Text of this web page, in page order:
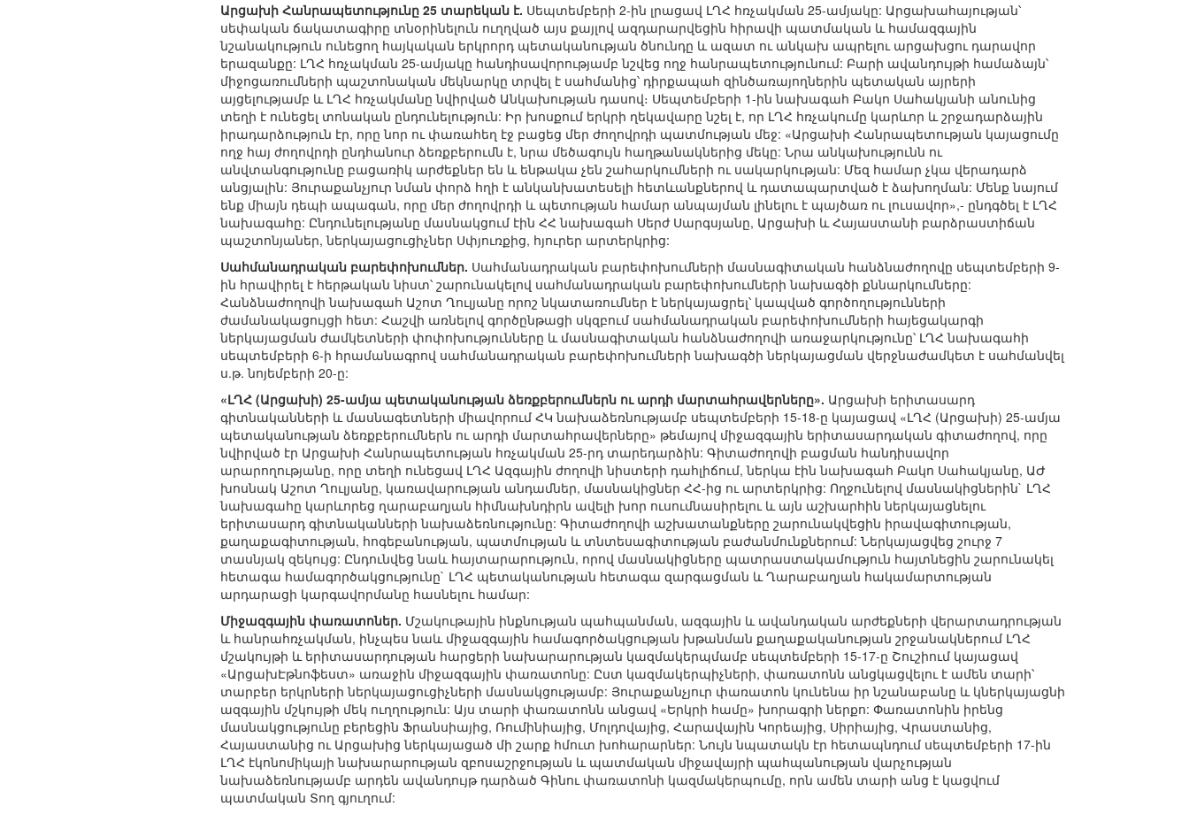
Արցախի Հանրապետությունը 25 տարեկան է. Սեպտեմբերի 2-ին լրացավ ԼՂՀ հռչակման 25-ամյակը: Արցախահայության՝
սեփական ճակատագիրը տնօրինելուն ուղղված այս քայլով ազդարարվեցին հիրավի պատմական և համազգային
նշանակություն ունեցող հայկական երկրորդ պետականության ծնունդը և ազատ ու անկախ ապրելու արցախցու դարավոր
երազանքը: ԼՂՀ հռչակման 25-ամյակը հանդիսավորությամբ նշվեց ողջ հանրապետությունում: Բարի ավանդույթի համաձայն՝
միջոցառումների պաշտոնական մեկնարկը տրվել է սահմանից՝ դիրքապահ զինծառայողներին պետական այրերի
այցելությամբ և ԼՂՀ հռչակմանը նվիրված Անկախության դասով։ Սեպտեմբերի 1-ին նախագահ Բակո Սահակյանի անունից
տեղի է ունեցել տոնական ընդունելություն: Իր խոսքում երկրի ղեկավարը նշել է, որ ԼՂՀ հռչակումը կարևոր և շրջադարձային
իրադարձություն էր, որը նոր ու փառահեղ էջ բացեց մեր ժողովրդի պատմության մեջ: «Արցախի Հանրապետության կայացումը
ողջ հայ ժողովրդի ընդհանուր ձեռքբերումն է, նրա մեծագույն հաղթանակներից մեկը: Նրա անկախությունն ու
անվտանգությունը բացառիկ արժեքներ են և ենթակա չեն շահարկումների ու սակարկության: Մեզ համար չկա վերադարձ
անցյալին: Յուրաքանչյուր նման փորձ հղի է անկանխատեսելի հետևանքներով և դատապարտված է ձախողման: Մենք նայում
ենք միայն դեպի ապագան, որը մեր ժողովրդի և պետության համար անպայման լինելու է պայծառ ու լուսավոր»,- ընդգծել է ԼՂՀ
նախագահը: Ընդունելությանը մասնակցում էին ՀՀ նախագահ Սերժ Սարգսյանը, Արցախի և Հայաստանի բարձրաստիճան
պաշտոնյաներ, ներկայացուցիչներ Սփյուռքից, հյուրեր արտերկրից:
Սահմանադրական բարեփոխումներ. Սահմանադրական բարեփոխումների մասնագիտական հանձնաժողովը սեպտեմբերի 9-
ին հրավիրել է հերթական նիստ՝ շարունակելով սահմանադրական բարեփոխումների նախագծի քննարկումները:
Հանձնաժողովի նախագահ Աշոտ Ղուլյանը որոշ նկատառումներ է ներկայացրել՝ կապված գործողությունների
ժամանակացույցի հետ: Հաշվի առնելով գործընթացի սկզբում սահմանադրական բարեփոխումների հայեցակարգի
ներկայացման ժամկետների փոփոխությունները և մասնագիտական հանձնաժողովի առաջարկությունը՝ ԼՂՀ նախագահի
սեպտեմբերի 6-ի հրամանագրով սահմանադրական բարեփոխումների նախագծի ներկայացման վերջնաժամկետ է սահմանվել
ս.թ. նոյեմբերի 20-ը:
«ԼՂՀ (Արցախի) 25-ամյա պետականության ձեռքբերումներն ու արդի մարտահրավերները». Արցախի երիտասարդ
գիտնականների և մասնագետների միավորում ՀԿ նախաձեռնությամբ սեպտեմբերի 15-18-ը կայացավ «ԼՂՀ (Արցախի) 25-ամյա
պետականության ձեռքբերումներն ու արդի մարտահրավերները» թեմայով միջազգային երիտասարդական գիտաժողով, որը
նվիրված էր Արցախի Հանրապետության հռչակման 25-րդ տարեդարձին: Գիտաժողովի բացման հանդիսավոր
արարողությանը, որը տեղի ունեցավ ԼՂՀ Ազգային ժողովի նիստերի դահլիճում, ներկա էին նախագահ Բակո Սահակյանը, ԱԺ
խոսնակ Աշոտ Ղուլյանը, կառավարության անդամներ, մասնակիցներ ՀՀ-ից ու արտերկրից: Ողջունելով մասնակիցներին` ԼՂՀ
նախագահը կարևորեց ղարաբաղյան հիմնախնդիրն ավելի խոր ուսումնասիրելու և այն աշխարհին ներկայացնելու
երիտասարդ գիտնականների նախաձեռնությունը: Գիտաժողովի աշխատանքները շարունակվեցին իրավագիտության,
քաղաքագիտության, հոգեբանության, պատմության և տնտեսագիտության բաժանմունքներում: Ներկայացվեց շուրջ 7
տասնյակ զեկույց: Ընդունվեց նաև հայտարարություն, որով մասնակիցները պատրաստակամություն հայտնեցին շարունակել
հետագա համագործակցությունը` ԼՂՀ պետականության հետագա զարգացման և Ղարաբաղյան հակամարտության
արդարացի կարգավորմանը հասնելու համար:
Միջազգային փառատոներ. Մշակութային ինքնության պահպանման, ազգային և ավանդական արժեքների վերարտադրության
և հանրահռչակման, ինչպես նաև միջազգային համագործակցության խթանման քաղաքականության շրջանակներում ԼՂՀ
մշակույթի և երիտասարդության հարցերի նախարարության կազմակերպմամբ սեպտեմբերի 15-17-ը Շուշիում կայացավ
«ԱրցախԷթնոֆեստ» առաջին միջազգային փառատոնը: Ըստ կազմակերպիչների, փառատոնն անցկացվելու է ամեն տարի՝
տարբեր երկրների ներկայացուցիչների մասնակցությամբ: Յուրաքանչյուր փառատոն կունենա իր նշանաբանը և կներկայացնի
ազգային մշկույթի մեկ ուղղություն: Այս տարի փառատոնն անցավ «Երկրի համը» խորագրի ներքո: Փառատոնին իրենց
մասնակցությունը բերեցին Ֆրանսիայից, Ռումինիայից, Մոլդովայից, Հարավային Կորեայից, Սիրիայից, Վրաստանից,
Հայաստանից ու Արցախից ներկայացած մի շարք հմուտ խոհարարներ: Նույն նպատակն էր հետապնդում սեպտեմբերի 17-ին
ԼՂՀ էկոնոմիկայի նախարարության զբոսաշրջության և պատմական միջավայրի պահպանության վարչության
նախաձեռնությամբ արդեն ավանդույթ դարձած Գինու փառատոնի կազմակերպումը, որն ամեն տարի անց է կացվում
պատմական Տող գյուղում: